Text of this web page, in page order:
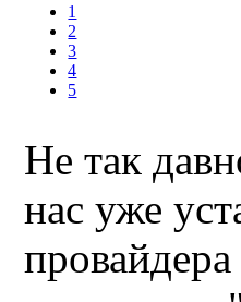
1
2
3
4
5
Не так
нас уже
провайдера